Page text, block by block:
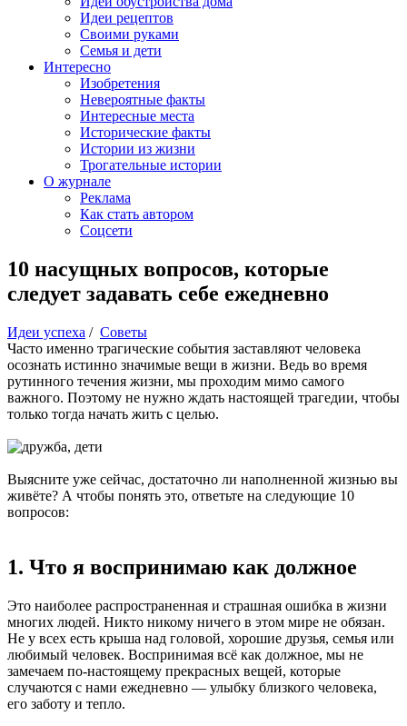
Идеи рецептов
Своими руками
Семья и дети
Интересно
Изобретения
Невероятные факты
Интересные места
Исторические факты
Истории из жизни
Трогательные истории
О журнале
Реклама
Как стать автором
Соцсети
10 насущных вопросов, которые
следует задавать себе ежедневно
Идеи успеха / Советы
Часто именно трагические события заставляют человека
осознать истинно значимые вещи в жизни. Ведь во время
рутинного течения жизни, мы проходим мимо самого
важного. Поэтому не нужно ждать настоящей трагедии, чтобы
только тогда начать жить с целью.
Выясните уже сейчас, достаточно ли наполненной жизнью вы
живёте? А чтобы понять это, ответьте на следующие 10
вопросов:
1. Что я воспринимаю как должное
Это наиболее распространенная и страшная ошибка в жизни
многих людей. Никто никому ничего в этом мире не обязан.
Не у всех есть крыша над головой, хорошие друзья, семья или
любимый человек. Воспринимая всё как должное, мы не
замечаем по-настоящему прекрасных вещей, которые
случаются с нами ежедневно — улыбку близкого человека,
его заботу и тепло.